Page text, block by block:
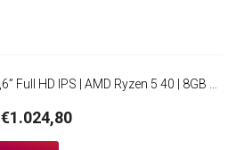
ASUS VivoBook Go 15 | 15,6” Full HD IPS | AMD Ryzen 5 40 | 8GB DDR5 | 512GB SSD | W11 Pro
€1.024,80